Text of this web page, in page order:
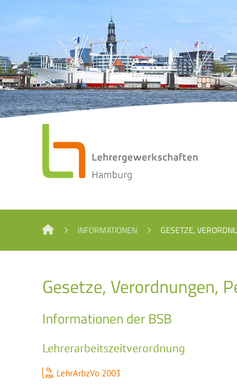
INFORMATIONEN GESETZE,
Gesetze, Verordnungen,
Informationen der BSB
Lehrerarbeitszeitverordnung
LehrArbzVo 2003